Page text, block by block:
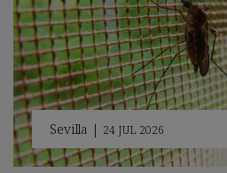
Sevilla | 24 JUL 2026